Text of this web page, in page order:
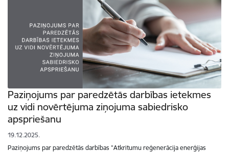
Paziņojums par paredzētās darbības ietekmes
uz vidi novērtējuma ziņojuma sabiedrisko
apspriešanu
19.12.2025.
Paziņojums par paredzētās darbības "Atkritumu reģenerācija enerģijas